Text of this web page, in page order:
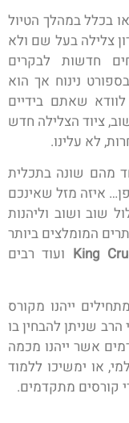
בכלל במהלך הטיול
צלילה בעל שם ולא
חדשות לבקרים
נינוח אך הוא
שאתם בידיים
ציוד הצלילה חדש
לא עלינו.
מהם שונה בתכלית
איזה מזל שאינכם
שוב ושוב וליהנות
המומלצים ביותר
King ועוד רבים
ייהנו מקורס
הרב שניתן להבחין בו
אשר ייהנו מכמה
או ימשיכו ללמוד
קורסים מתקדמים.